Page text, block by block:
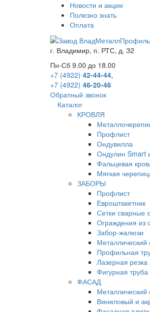
Новости и акции
Полезно знать
Оплата
г. Владимир, п. РТС, д. 32
Пн-Сб 9.00 до 18.00
+7 (4922) 42-44-44,
+7 (4922) 46-20-46
Обратный звонок
Каталог
КРОВЛЯ
Профлист
Ондувилла
Ондулин Smart
Фальцевая
Мягкая
ЗАБОРЫ
Профлист
Евроштакетник
Сетки сварные
Ограждения из
Забор-жалюзи
Металлический
Профильная
Лазерная резка
Фигурная труба
ФАСАД
Металлический
Виниловый и